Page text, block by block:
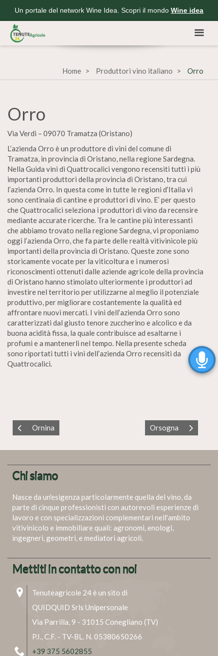
Un portale del network Wine Idea. Scopri il mondo Wine idea
Home Produttori vino italiano Orro
Orro
Via Verdi – 09070 Tramatza (Oristano)
L’azienda Orro è un produttore di vini del comune di
Tramatza, in provincia di Oristano, nella regione Sardegna.
Nella Guida vini di Quattrocalici vengono recensiti tutti i più
importanti produttori della provincia di Oristano, tra cui
l’azienda Orro. In questa come in tutte le regioni d’Italia vi
sono centinaia di cantine e produttori di vino. E’ per questo
che Quattrocalici seleziona i produttori di vino da recensire
mediante accurate ricerche. Tra le cantine più interessanti
che abbiamo trovato nella regione Sardegna, vi proponiamo
oggi l’azienda Orro, che fa parte delle realtà vitivinicole più
importanti della provincia di Oristano. Queste zone sono
storicamente vocate per la viticoltura e i numerosi
riconoscimenti ottenuti dalle aziende agricole della provincia
di Oristano hanno stimolato ulteriormente i produttori ad
investire nel territorio per utilizzarne al meglio il potenziale
produttivo, per migliorare costantemente la qualità ed
affrontare nuovi mercati. I vini dell’azienda Orro sono
caratterizzati dal giusto tenore zuccherino e alcolico e da
buona acidità fissa, la quale contribuisce ad esaltarne i
profumi e a mantenerli nel tempo. Nella presente scheda
sono riportati tutti i vini dell’azienda Orro recensiti da
Quattrocalici.
Ornina Orsogna
Chi siamo
Nasce da un'esigenza particolarmente quella del vino, da
parte di cinque professionisti con autorevoli esperienze di
lavoro e con specializzazioni complementari nell'ambito
vitivinicolo e immobiliare quali: agronomi, enologi,
ingegneri, geometri, e mediatori agricoli.
Mettiti in contatto con noi
Tenuteagricole 24 è un sito di
QUIDQUID Srls Unipersonale
Via Parrilla, 9 - 31015 Conegliano (TV)
P.I., C.F. - TV-BL. N. 05380650266
+39 375 5602855